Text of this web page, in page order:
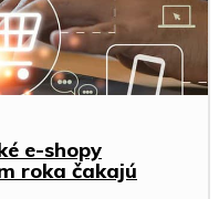
e-shopy
roka čakajú